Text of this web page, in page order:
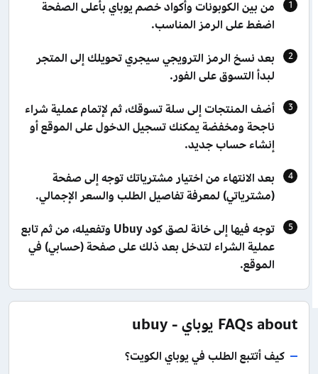
من بين الكوبونات وأكواد خصم يوباي بأعلى الصفحة
اضغط على الرمز المناسب.
بعد نسخ الرمز الترويجي سيجري تحويلك إلى المتجر
لبدأ التسوق على الفور.
أضف المنتجات إلى سلة تسوقك، ثم لإتمام عملية شراء
ناجحة ومخفضة يمكنك تسجيل الدخول على الموقع أو
إنشاء حساب جديد.
بعد الانتهاء من اختيار مشترياتك توجه إلى صفحة
(مشترياتي) لمعرفة تفاصيل الطلب والسعر الإجمالي.
توجه فيها إلى خانة لصق كود Ubuy وتفعيله، من ثم تابع
عملية الشراء لتدخل بعد ذلك على صفحة (حسابي) في
الموقع.
FAQs about يوباي - ubuy
كيف أتتبع الطلب في يوباي الكويت؟